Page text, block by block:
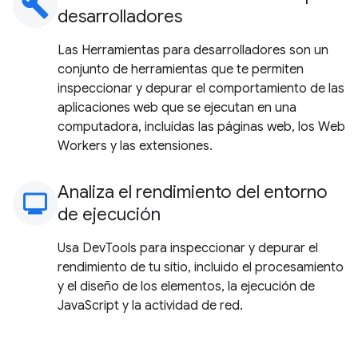
desarrolladores
Las Herramientas para desarrolladores son un
conjunto de herramientas que te permiten
inspeccionar y depurar el comportamiento de las
aplicaciones web que se ejecutan en una
computadora, incluidas las páginas web, los Web
Workers y las extensiones.
monitoring
Analiza el rendimiento del entorno
de ejecución
Usa DevTools para inspeccionar y depurar el
rendimiento de tu sitio, incluido el procesamiento
y el diseño de los elementos, la ejecución de
JavaScript y la actividad de red.